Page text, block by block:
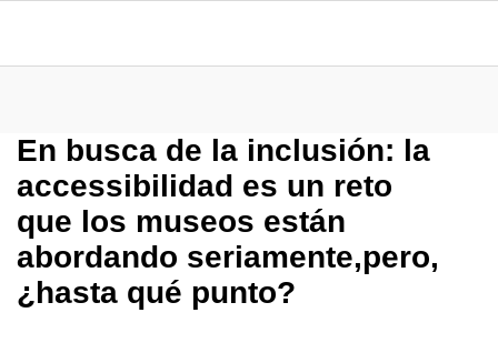
En busca de la inclusión: la
accessibilidad es un reto
que los museos están
abordando seriamente,pero,
¿hasta qué punto?